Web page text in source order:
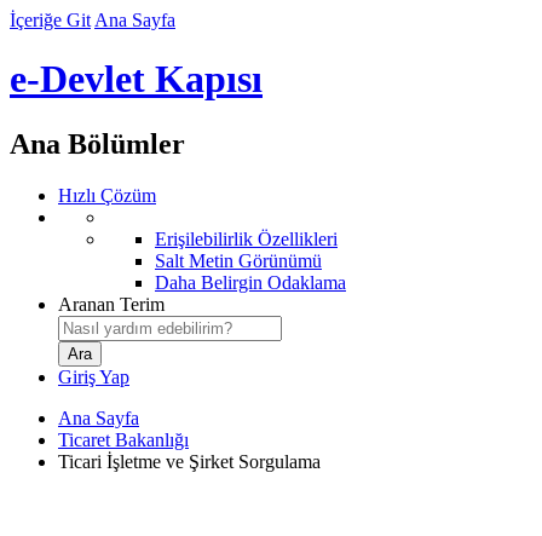
İçeriğe Git Ana Sayfa
e-Devlet Kapısı
Ana Bölümler
Hızlı Çözüm
Erişilebilirlik Özellikleri
Salt Metin Görünümü
Daha Belirgin Odaklama
Aranan Terim
Giriş Yap
Ana Sayfa
Ticaret Bakanlığı
Ticari İşletme ve Şirket Sorgulama